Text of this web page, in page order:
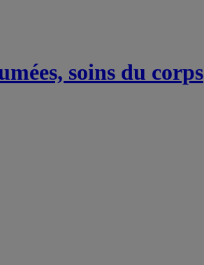
soins du corps